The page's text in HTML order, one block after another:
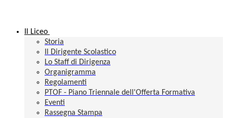
Il Liceo
Storia
Il Dirigente Scolastico
Lo Staff di Dirigenza
Organigramma
Regolamenti
PTOF - Piano Triennale dell'Offerta Formativa
Eventi
Rassegna Stampa